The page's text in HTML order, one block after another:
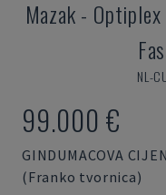
Mazak-
NL-
99.000 €
GINDUMACOVA
(Franko tvornica)